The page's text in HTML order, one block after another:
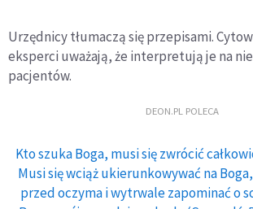
Urzędnicy tłumaczą się przepisami.
eksperci uważają, że interpretują je na
pacjentów.
DEON.PL POLECA
Kto szuka Boga, musi się zwrócić
Musi się wciąż ukierunkowywać na
przed oczyma i wytrwale zapominać o